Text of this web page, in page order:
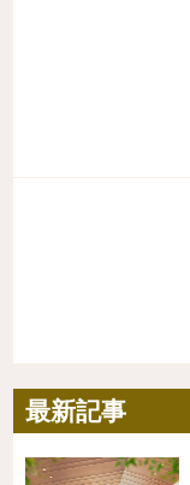
最新記事